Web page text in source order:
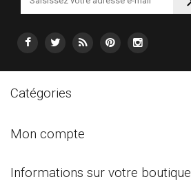
Catégories
Mon compte
Informations sur votre boutique